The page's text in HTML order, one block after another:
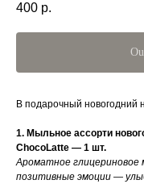
400 р.
В подарочный новогодний
1. Мыльное ассорти
ChocоLatte — 1 шт.
Ароматное
позитивные эмоции —